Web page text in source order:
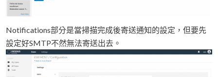
Notifications部分是當掃描完成後寄送通知的設定，但要先
設定好SMTP不然無法寄送出去。